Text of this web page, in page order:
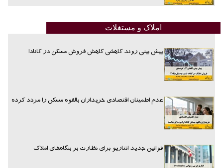
املاک و مستغلات
پیش بینی روند کاهشی کاهش فروش مسکن در کانادا
عدم اطمینان اقتصادی خریداران بالقوه مسکن را مردد کرده
قوانین جدید انتاریو برای نظارت بر بنگاه‌های املاک